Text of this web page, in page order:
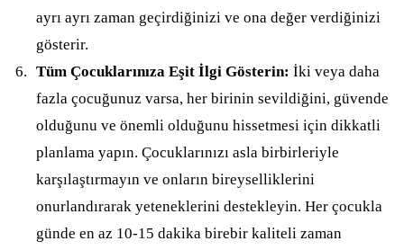
ayrı ayrı zaman geçirdiğinizi ve ona değer verdiğinizi
gösterir.
Tüm Çocuklarınıza Eşit İlgi Gösterin: İki veya daha
fazla çocuğunuz varsa, her birinin sevildiğini, güvende
olduğunu ve önemli olduğunu hissetmesi için dikkatli
planlama yapın. Çocuklarınızı asla birbirleriyle
karşılaştırmayın ve onların bireyselliklerini
onurlandırarak yeteneklerini destekleyin. Her çocukla
günde en az 10-15 dakika birebir kaliteli zaman